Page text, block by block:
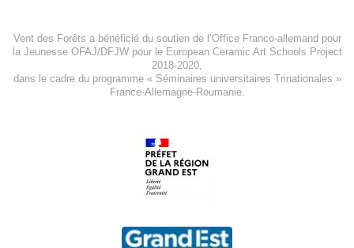
Vent des Forêts a bénéficié du soutien de l’Office Franco-allemand pour
la Jeunesse OFAJ/DFJWpour leEuropean Ceramic Art Schools Project
2018-2020
dans le cadre du programme « Séminaires universitaires Trinationales »
France-Allemagne-Roumanie.